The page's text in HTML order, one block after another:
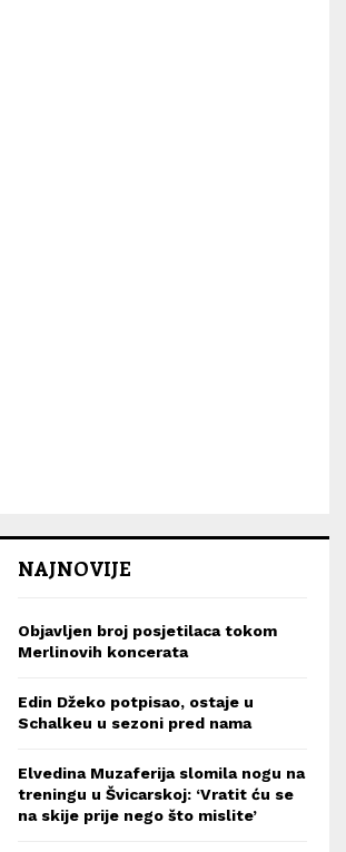
NAJNOVIJE
Objavljen broj posjetilaca tokom
Merlinovih koncerata
Edin Džeko potpisao, ostaje u
Schalkeu u sezoni pred nama
Elvedina Muzaferija slomila nogu na
treningu u Švicarskoj: ‘Vratit ću se
na skije prije nego što mislite’